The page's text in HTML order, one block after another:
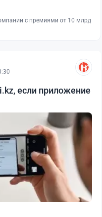
с премиями от 10 млрд
если приложение